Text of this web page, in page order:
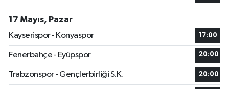
17 Mayıs, Pazar
Kayserispor - Konyaspor
17:00
Fenerbahçe - Eyüpspor 20:00
Trabzonspor - Gençlerbirliği S.K. 20:00